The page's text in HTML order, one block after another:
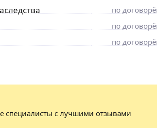
по
по
по
специалисты с лучшими отзывами